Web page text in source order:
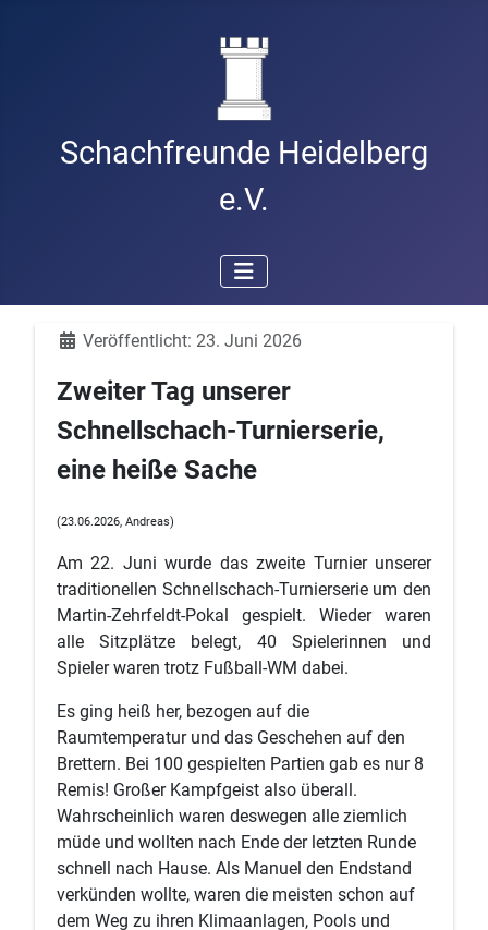
Schachfreunde Heidelberg
e.V.
DetailsVeröffentlicht: 23. Juni 2026
Zweiter Tag unserer
Schnellschach-Turnierserie,
eine heiße Sache
(23.06.2026, Andreas)
Am 22. Juni wurde das zweite Turnier unserer
traditionellen Schnellschach-Turnierserie um den
Martin-Zehrfeldt-Pokal gespielt. Wieder waren
alle Sitzplätze belegt, 40 Spielerinnen und
Spieler waren trotz Fußball-WM dabei.
Es ging heiß her, bezogen auf die
Raumtemperatur und das Geschehen auf den
Brettern. Bei 100 gespielten Partien gab es nur 8
Remis! Großer Kampfgeist also überall.
Wahrscheinlich waren deswegen alle ziemlich
müde und wollten nach Ende der letzten Runde
schnell nach Hause. Als Manuel den Endstand
verkünden wollte, waren die meisten schon auf
dem Weg zu ihren Klimaanlagen, Pools und